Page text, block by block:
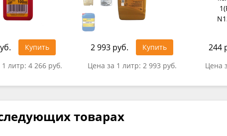
Купить
литр: 4 266 руб.
2 993 руб.
Купить
Цена за 1 литр: 2 993 руб.
244
Цена
товарах